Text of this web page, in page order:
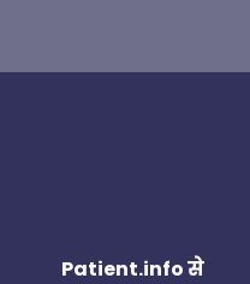
Patient.info से